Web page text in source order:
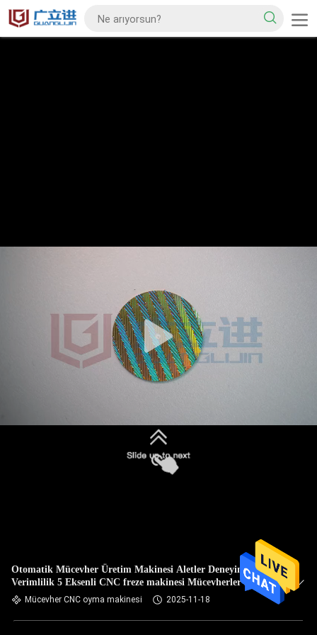
Otomatik Mücevher Üretim Makinesi Aletler Deneyim Eşsiz
Verimlilik 5 Eksenli CNC freze makinesi Mücevherler için
CNC gravür freze makinesi
Mücevher CNC oyma makinesi 2025-11-18